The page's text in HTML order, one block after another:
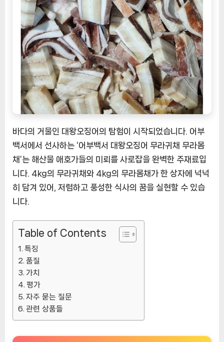
백
서
의
진
수
찬
[EatingNOW
ㅣ
추
상
품]
바다의 거물인 대왕오징어의 탐험이 시작되었습니다. 어부
백서에서 선사하는 ‘어부백서 대왕오징어 무라귀채 무라몸
채’는 해산물 애호가들의 미뢰를 사로잡을 완벽한 주재료입
니다. 4kg의 무라귀채와 4kg의 무라몸채가 한 상자에 넉넉
히 담겨 있어, 저렴하고 풍성한 식사의 꿈을 실현할 수 있습
니다.
Table of Contents
특징
품질
가치
평가
자주 묻는 질문
관련 상품들